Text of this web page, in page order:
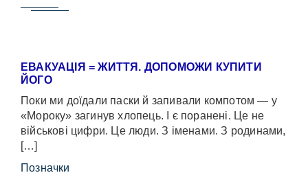
ЕВАКУАЦІЯ = ЖИТТЯ. ДОПОМОЖИ КУПИТИ
ЙОГО
Поки ми доїдали паски й запивали компотом — у
«Мороку» загинув хлопець. І є поранені. Це не
військові цифри. Це люди. З іменами. З родинами,
[…]
Позначки